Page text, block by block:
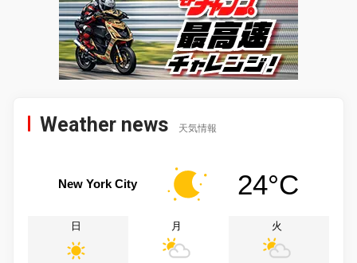
Weather news 天気情報
New York City 24°C
日 月 火